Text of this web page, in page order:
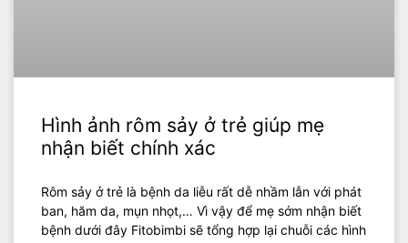
Hình ảnh rôm sảy ở trẻ giúp mẹ
nhận biết chính xác
Rôm sảy ở trẻ là bệnh da liễu rất dễ nhầm lẫn với phát
ban, hăm da, mụn nhọt,… Vì vậy để mẹ sớm nhận biết
bệnh dưới đây Fitobimbi sẽ tổng hợp lại chuỗi các hình